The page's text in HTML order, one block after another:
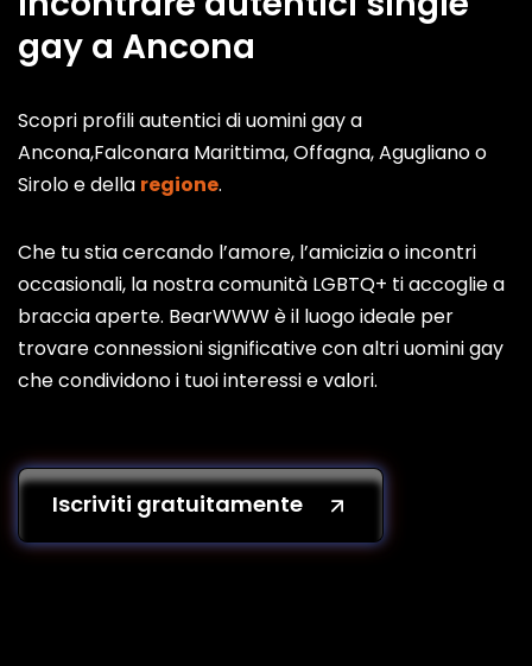
gay a Ancona
Scopri profili autentici di uomini gay a
Ancona,Falconara Marittima, Offagna, Agugliano o
Sirolo e della regione.
Che tu stia cercando l’amore, l’amicizia o incontri
occasionali, la nostra comunità LGBTQ+ ti accoglie a
braccia aperte. BearWWW è il luogo ideale per
trovare connessioni significative con altri uomini gay
che condividono i tuoi interessi e valori.
Iscriviti gratuitamente